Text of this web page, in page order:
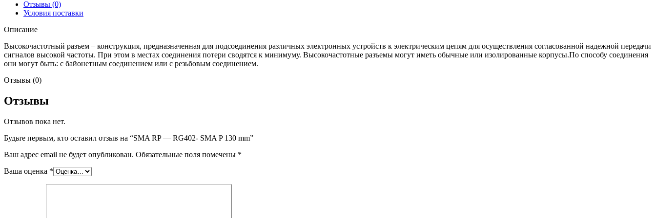
Отзывы (0)
Условия поставки
Описание
Высокочастотный разъем – конструкция, предназначенная для подсоединения различных электронных устройств к электрическим цепям для осуществления согласованной надежной передачи
сигналов высокой частоты. При этом в местах соединения потери сводятся к минимуму. Высокочастотные разъемы могут иметь обычные или изолированные корпусы.По способу соединения
они могут быть: с байонетным соединением или с резьбовым соединением.
Отзывы (0)
Отзывы
Отзывов пока нет.
Будьте первым, кто оставил отзыв на “SMA RP — RG402- SMA P 130 mm”
Ваш адрес email не будет опубликован. Обязательные поля помечены *
Ваша оценка *